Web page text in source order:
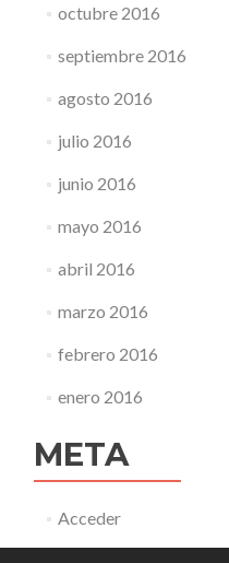
octubre 2016
septiembre 2016
agosto 2016
julio 2016
junio 2016
mayo 2016
abril 2016
marzo 2016
febrero 2016
enero 2016
META
Acceder